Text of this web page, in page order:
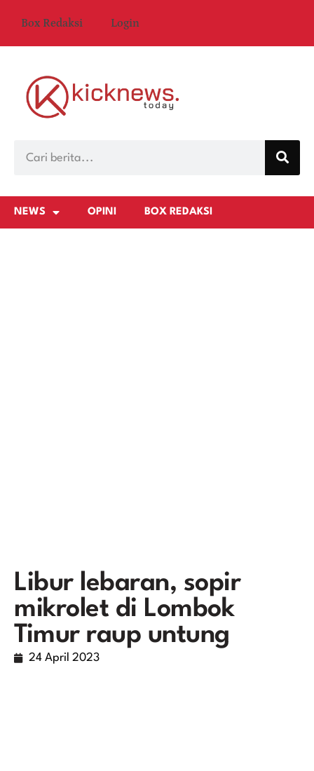
Box Redaksi Login
NEWS OPINI BOX REDAKSI
Libur lebaran, sopir
mikrolet di Lombok
Timur raup untung
24 April 2023